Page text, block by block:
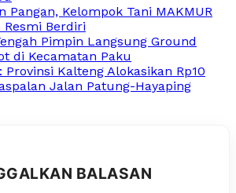
Pangan, Kelompok Tani MAKMUR
Resmi Berdiri
Pimpin Langsung Ground
di Kecamatan Paku
Provinsi Kalteng Alokasikan Rp10
Jalan Patung-Hayaping
BALASAN